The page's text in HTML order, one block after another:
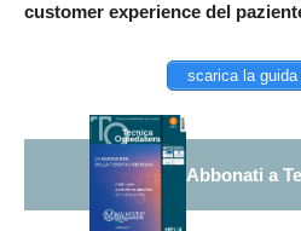
customer experience del
scarica la guida
Abbonati a